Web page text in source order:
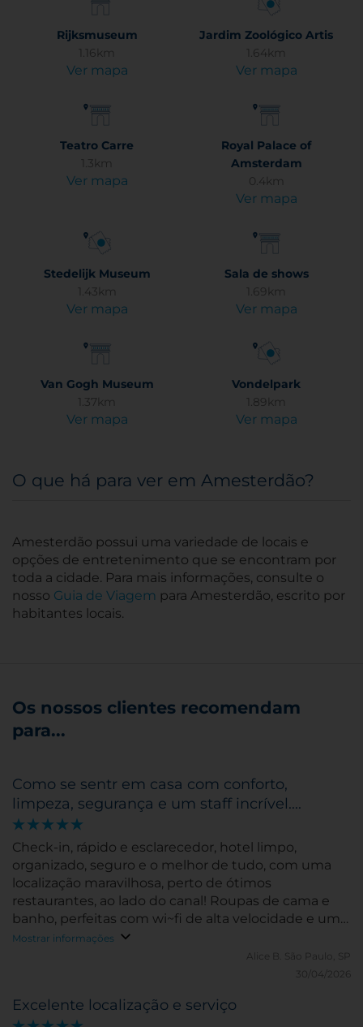
Rijksmuseum
1.16km
Ver mapa
Jardim Zoológico Artis
1.64km
Ver mapa
Teatro Carre
1.3km
Ver mapa
Royal Palace of
Amsterdam
0.4km
Ver mapa
Stedelijk Museum
1.43km
Ver mapa
Sala de shows
1.69km
Ver mapa
Van Gogh Museum
1.37km
Ver mapa
Vondelpark
1.89km
Ver mapa
O que há para ver em Amesterdão?
Amesterdão possui uma variedade de locais e
opções de entretenimento que se encontram por
toda a cidade. Para mais informações, consulte o
nosso Guia de Viagem para Amesterdão, escrito por
habitantes locais.
Os nossos clientes recomendam
para...
Como se sentr em casa com conforto,
limpeza, segurança e um staff incrível....
Check-in, rápido e esclarecedor, hotel limpo,
organizado, seguro e o melhor de tudo, com uma
localização maravilhosa, perto de ótimos
restaurantes, ao lado do canal! Roupas de cama e
banho, perfeitas com wi~fi de alta velocidade e um
quarto com tudo que eu precisava...É minha
segunda vez que me hospedo e não vou trocar da
Mostrar informações
Alice B.
São Paulo, SP
30/04/2026
Excelente localização e serviço